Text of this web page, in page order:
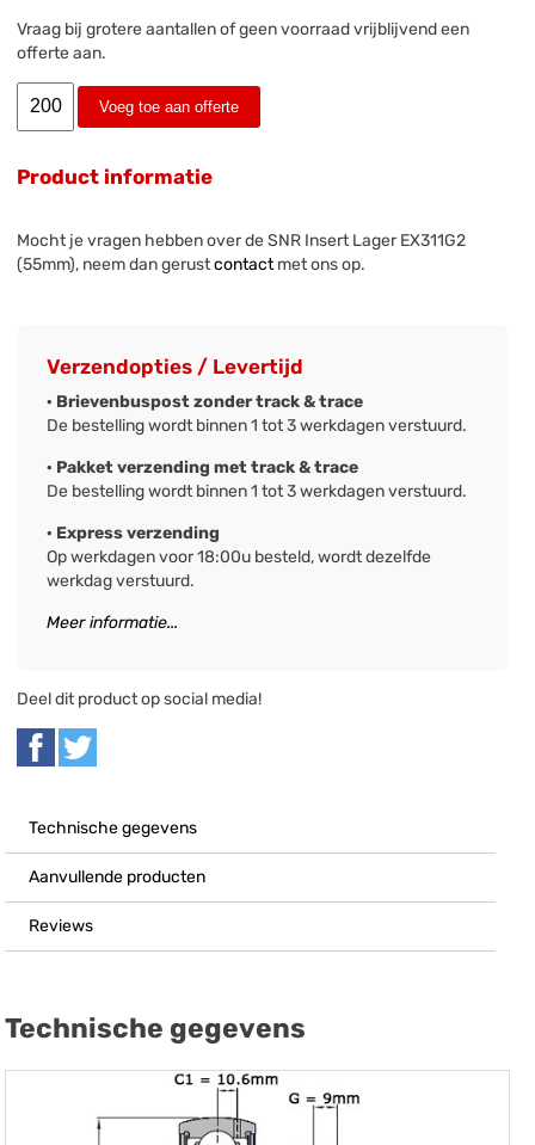
Vraag bij grotere aantallen of geen voorraad vrijblijvend een
offerte aan.
Voeg toe aan offerte
Product informatie
Mocht je vragen hebben over de SNR Insert Lager EX311G2
(55mm), neem dan gerustcontactmet ons op.
Verzendopties / Levertijd
· Brievenbuspost zonder track & trace
De bestelling wordt binnen 1 tot 3 werkdagen verstuurd.
· Pakket verzending met track & trace
De bestelling wordt binnen 1 tot 3 werkdagen verstuurd.
· Express verzending
Op werkdagen voor 18:00u besteld, wordt dezelfde
werkdag verstuurd.
Meer informatie...
Deel dit product op social media!
Technische gegevens
Aanvullende producten
Reviews
Technische gegevens